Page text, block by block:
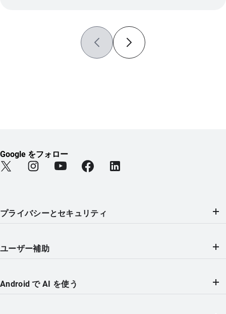
Google をフォロー
Find Android on Twitter (新しいタブで開きます)
Find Android on Instagram (新しいタブで開きます)
Find Android on YouTube (新しいタブで開きま
Find Android on Facebook (新しいタブ
Find Android on LinkedIn (新し
プライバシーとセキュリティ
ユーザー補助
Android で AI を使う